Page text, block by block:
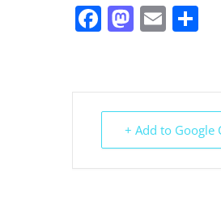
Facebook
Email
+ Add to Google